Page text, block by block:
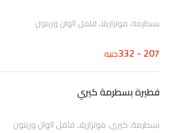
بسطرمة، موتزاريلا، فلفل الوان وزيتون
207 - 332 جنيه
فطيرة بسطرمة كيري
بسطرمة، كيري، موتزاريلا، فلفل الوان وزيتون